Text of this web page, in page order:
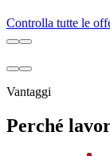
Controlla tutte le
Vantaggi
Perché